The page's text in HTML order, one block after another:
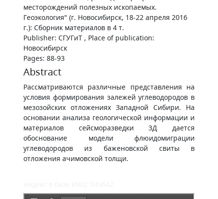
месторождений полезных ископаемых.
Геоэкология" (г. Новосибирск, 18-22 апреля 2016
г.): Сборник материалов в 4 т.
Publisher: СГУГиТ , Place of publication:
Новосибирск
Pages: 88-93
Abstract
Рассматриваются различные представления на
условия формирования залежей углеводородов в
мезозойских отложениях Западной Сибири. На
основании анализа геологической информации и
материалов сейсморазведки 3Д дается
обоснование модели флюидомиграции
углеводородов из баженовской свиты в
отложения ачимовской толщи.